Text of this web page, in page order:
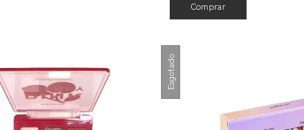
Esgotado